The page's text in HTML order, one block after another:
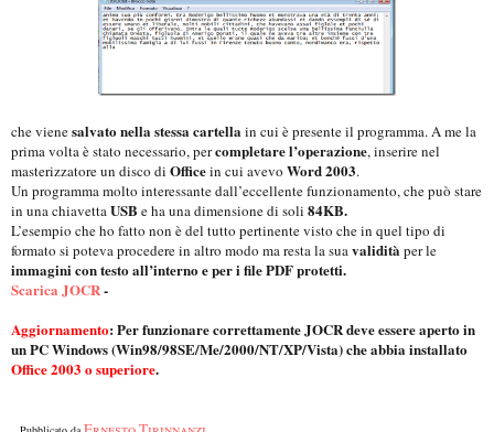
che vienesalvato nella stessa cartellain cui è presente il programma. A me la
prima volta è stato necessario, percompletare l’operazione, inserire nel
masterizzatore un disco di Officein cui avevo Word 2003.
Un programma molto interessante dall’eccellente funzionamento, che può stare
in una chiavettaUSB e ha una dimensione di soli 84KB.
L’esempio che ho fatto non è del tutto pertinente visto che in quel tipo di
formato si poteva procedere in altro modo ma resta la suavaliditàper le
immagini con testo all’interno e per i file PDF protetti.
Scarica JOCR-
Aggiornamento: Per funzionare correttamente JOCR deve essere aperto in
un PC Windows (Win98/98SE/Me/2000/NT/XP/Vista) che abbia installato
Office 2003 o superiore.